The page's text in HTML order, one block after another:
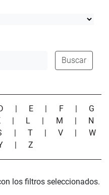
Buscar
| E | F | G
| L | M | N
| T |V | W
|Z
los filtros seleccionados.